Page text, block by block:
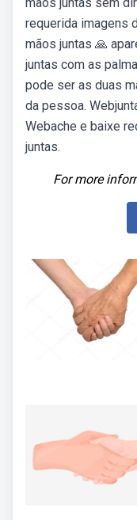
requerida imagens
mãos juntas 🙏
juntas com as
pode ser as duas
da pessoa.
Webache e baixe
juntas.
For more